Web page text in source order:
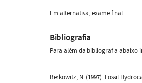
Em alternativa, exame final.
Bibliografia
Para além da bibliografia abaixo
Berkowitz, N. (1997). Fossil